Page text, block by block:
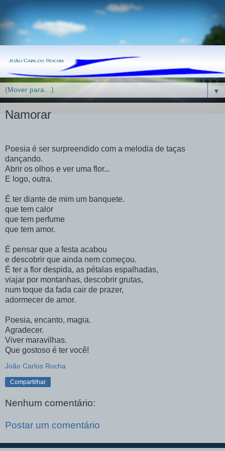
▼
Namorar
Poesia é ser surpreendido com a melodia de taças
dançando.
Abrir os olhos e ver uma flor...
E logo, outra.
É ter diante de mim um banquete.
que tem calor
que tem perfume
que tem amor.
É pensar que a festa acabou
e descobrir que ainda nem começou.
É ter a flor despida, as pétalas espalhadas,
viajar por montanhas, descobrir grutas,
num toque da fada cair de prazer,
adormecer de amor.
Poesia, encanto, magia.
Agradecer.
Viver maravilhas.
Que gostoso é ter você!
João Carlos Rocha
Compartilhar
Nenhum comentário:
Postar um comentário